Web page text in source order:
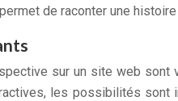
de raconter une
sur un site web sont
les possibilités